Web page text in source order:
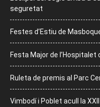
seguretat
Festes d’Estiu de
Festa Major de l’Hospitalet
Ruleta de premis al Parc
Vimbodí i Poblet acull la